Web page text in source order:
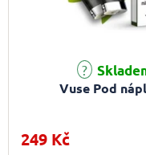
Vuse Pod
249 Kč